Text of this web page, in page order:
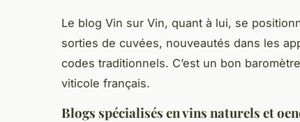
Le blog Vin sur Vin, quant à lui, se
sorties de cuvées, nouveautés dans les
codes traditionnels. C’est un bon
viticole français.
Blogs spécialisés en vins naturels et